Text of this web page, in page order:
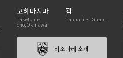
고하마지마
Taketomi-
cho,Okinawa
괌
Tamuning, Guam
리조나레 소개